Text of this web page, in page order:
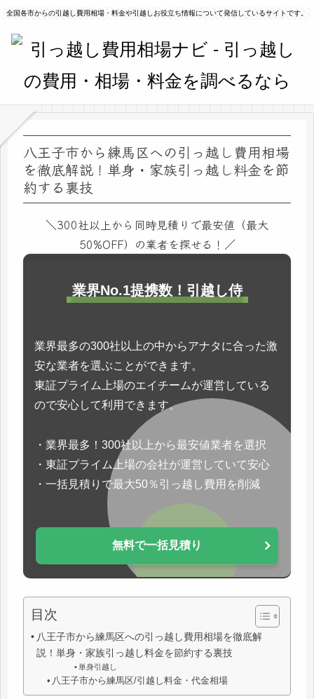
全国各市からの引越し費用相場・料金や引越しお役立ち情報について発信しているサイトです。
八王子市から練馬区への引っ越し費用相場
を徹底解説！単身・家族引っ越し料金を節
約する裏技
＼300社以上から同時見積りで最安値（最大
50%OFF）の業者を探せる！／
業界No.1提携数！引越し侍
業界最多の300社以上の中からアナタに合った激
安な業者を選ぶことができます。
東証プライム上場のエイチームが運営している
ので安心して利用できます。
・業界最多！300社以上から最安値業者を選択
・東証プライム上場の会社が運営していて安心
・一括見積りで最大50％引っ越し費用を削減
無料で一括見積り
目次
八王子市から練馬区への引っ越し費用相場を徹底解
説！単身・家族引っ越し料金を節約する裏技
単身引越し
八王子市から練馬区/引越し料金・代金相場